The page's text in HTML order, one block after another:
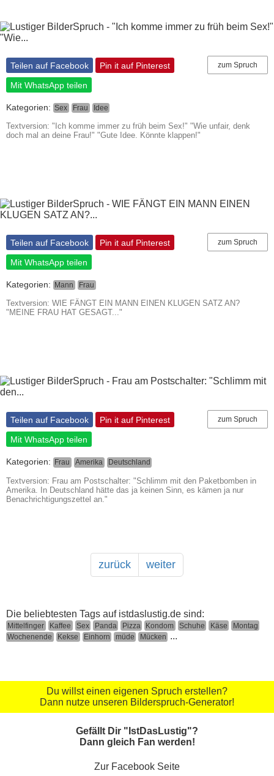
zum Spruch
Teilen auf Facebook
Pin it auf Pinterest
Mit WhatsApp teilen
Kategorien: Sex Frau Idee
Textversion: "Ich komme immer zu früh beim Sex!" "Wie unfair, denk
doch mal an deine Frau!" "Gute Idee. Könnte klappen!"
zum Spruch
Teilen auf Facebook
Pin it auf Pinterest
Mit WhatsApp teilen
Kategorien: Mann Frau
Textversion: WIE FÄNGT EIN MANN EINEN KLUGEN SATZ AN?
"MEINE FRAU HAT GESAGT..."
zum Spruch
Teilen auf Facebook
Pin it auf Pinterest
Mit WhatsApp teilen
Kategorien: Frau Amerika Deutschland
Textversion: Frau am Postschalter: "Schlimm mit den Paketbomben in
Amerika. In Deutschland hätte das ja keinen Sinn, es kämen ja nur
Benachrichtigungszettel an."
zurück weiter
Die beliebtesten Tags auf istdaslustig.de sind:
Mittelfinger Kaffee Sex Panda Pizza Kondom Schuhe Käse
Montag
Wochenende
Kekse Einhorn müde Mücken ...
Du willst einen eigenen Spruch erstellen?
Dann nutze unseren Bilderspruch-Generator!
Gefällt Dir "IstDasLustig"?
Dann gleich Fan werden!
Zur Facebook Seite